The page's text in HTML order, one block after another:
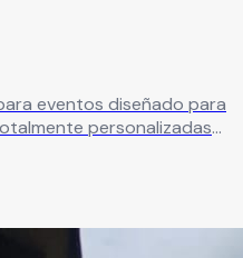
eventos diseñado para
personalizadas
recinto es ideal para
eventos
ofreciendo un entorno
estilos y necesidades.